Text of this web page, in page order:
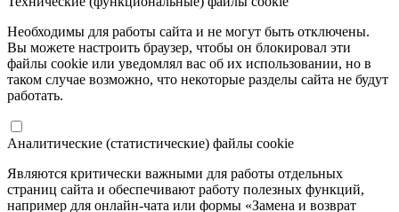
Необходимы для работы сайта и не могут быть отключены.
Вы можете настроить браузер, чтобы он блокировал эти
файлы cookie или уведомлял вас об их использовании, но в
таком случае возможно, что некоторые разделы сайта не будут
работать.
Аналитические (статистические) файлы cookie
Являются критически важными для работы отдельных
страниц сайта и обеспечивают работу полезных функций,
например для онлайн-чата или формы «Замена и возврат